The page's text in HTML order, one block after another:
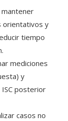
mantener
orientativos y
tiempo
mediciones
y
posterior
casos no